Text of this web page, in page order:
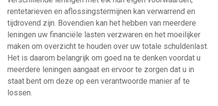
rentetarieven en aflossingstermijnen kan verwarrend en
tijdrovend zijn. Bovendien kan het hebben van meerdere
leningen uw financiële lasten verzwaren en het moeilijker
maken om overzicht te houden over uw totale schuldenlast.
Het is daarom belangrijk om goed na te denken voordat u
meerdere leningen aangaat en ervoor te zorgen dat u in
staat bent om deze op een verantwoorde manier af te
lossen.